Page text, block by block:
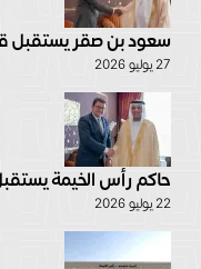
سعود بن صقر يستقبل
27 يوليو 2026
حاكم رأس الخيمة
22 يوليو 2026